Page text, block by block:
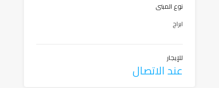
نوع المبنى
ابراج
للإيجار
عند الاتصال